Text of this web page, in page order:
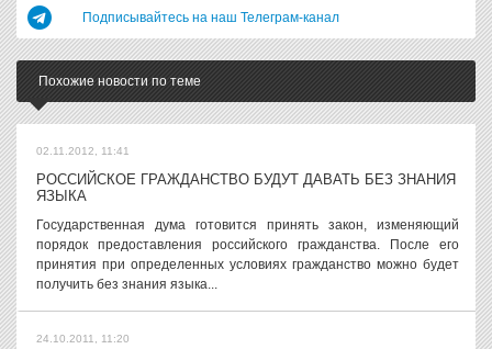
Подписывайтесь на наш Телеграм-канал
Похожие новости по теме
02.11.2012, 11:41
РОССИЙСКОЕ ГРАЖДАНСТВО БУДУТ ДАВАТЬ БЕЗ ЗНАНИЯ
ЯЗЫКА
Государственная дума готовится принять закон, изменяющий
порядок предоставления российского гражданства. После его
принятия при определенных условиях гражданство можно будет
получить без знания языка...
24.10.2011, 11:20